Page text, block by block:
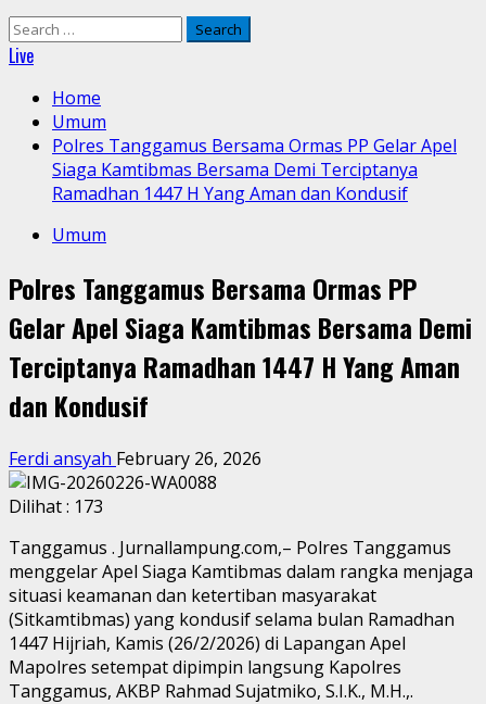
Search
for:
Live
Home
Umum
Polres Tanggamus Bersama Ormas PP Gelar Apel
Siaga Kamtibmas Bersama Demi Terciptanya
Ramadhan 1447 H Yang Aman dan Kondusif
Umum
Polres Tanggamus Bersama Ormas PP
Gelar Apel Siaga Kamtibmas Bersama Demi
Terciptanya Ramadhan 1447 H Yang Aman
dan Kondusif
Ferdi ansyah February 26, 2026
Dilihat : 173
Tanggamus . Jurnallampung.com,– Polres Tanggamus
menggelar Apel Siaga Kamtibmas dalam rangka menjaga
situasi keamanan dan ketertiban masyarakat
(Sitkamtibmas) yang kondusif selama bulan Ramadhan
1447 Hijriah, Kamis (26/2/2026) di Lapangan Apel
Mapolres setempat dipimpin langsung Kapolres
Tanggamus, AKBP Rahmad Sujatmiko, S.I.K., M.H.,.